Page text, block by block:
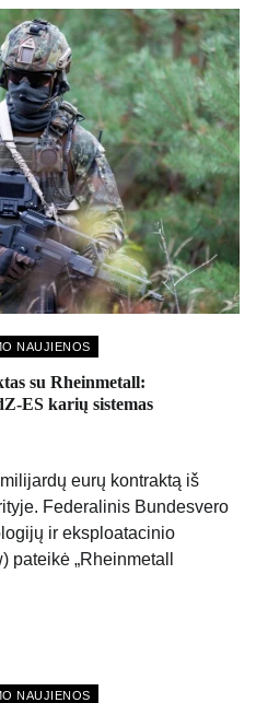
NAUJIENOS
su Rheinmetall:
ES karių sistemas
eurų kontraktą iš
Federalinis Bundesvero
ir eksploatacinio
„Rheinmetall
NAUJIENOS